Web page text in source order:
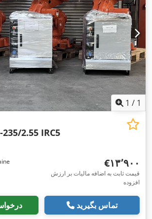
1 / 1
235/2.55 IRC5
‎€۱۳٬۹۰۰
قیمت ثابت به اضافه مالیات بر ارزش
افزوده
تماس بگیرید